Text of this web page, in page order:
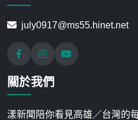
july0917@ms55.hinet.net
關於我們
漾新聞陪你看見高雄／台灣的